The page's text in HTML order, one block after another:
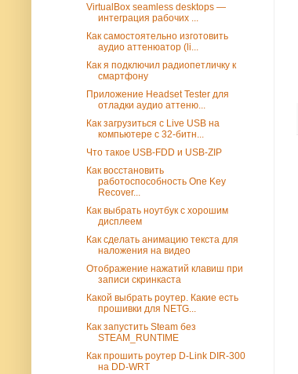
VirtualBox seamless desktops —
интеграция рабочих ...
Как самостоятельно изготовить
аудио аттенюатор (li...
Как я подключил радиопетличку к
смартфону
Приложение Headset Tester для
отладки аудио аттеню...
Как загрузиться с Live USB на
компьютере с 32-битн...
Что такое USB-FDD и USB-ZIP
Как восстановить
работоспособность One Key
Recover...
Как выбрать ноутбук с хорошим
дисплеем
Как сделать анимацию текста для
наложения на видео
Отображение нажатий клавиш при
записи скринкаста
Какой выбрать роутер. Какие есть
прошивки для NETG...
Как запустить Steam без
STEAM_RUNTIME
Как прошить роутер D-Link DIR-300
на DD-WRT